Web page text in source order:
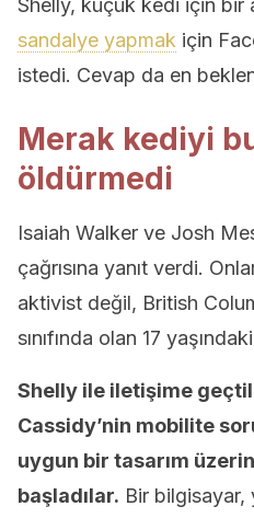
Shelly, küçük kedi için bir
sandalye yapmak için
istedi. Cevap da en
Merak kediyi
öldürmedi
Isaiah Walker ve Josh
çağrısına yanıt verdi.
aktivist değil, British
sınıfında olan 17
Shelly ile iletişime
Cassidy’nin mobilite
uygun bir tasarım
başladılar. Bir